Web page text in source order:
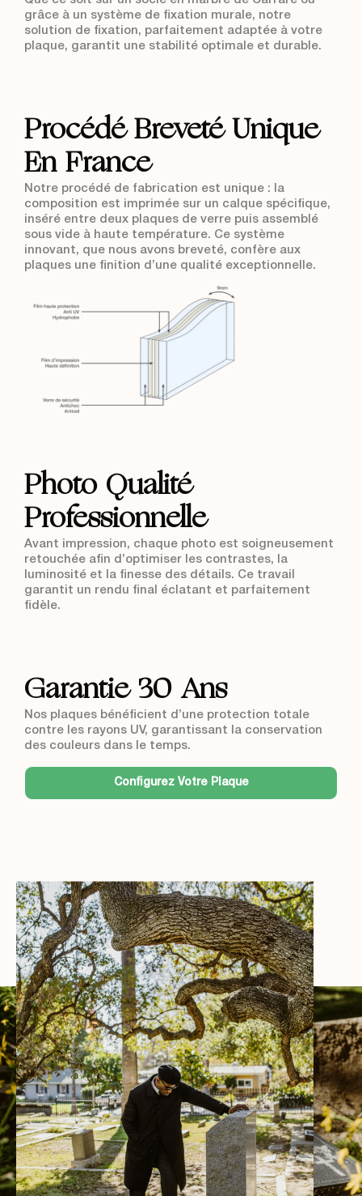
grâce à un système de fixation murale, notre
solution de fixation, parfaitement adaptée à votre
plaque, garantit une stabilité optimale et durable.
Procédé Breveté Unique
En France
Notre procédé de fabrication est unique : la
composition est imprimée sur un calque spécifique,
inséré entre deux plaques de verre puis assemblé
sous vide à haute température. Ce système
innovant, que nous avons breveté, confère aux
plaques une finition d’une qualité exceptionnelle.
Photo Qualité
Professionnelle
Avant impression, chaque photo est soigneusement
retouchée afin d’optimiser les contrastes, la
luminosité et la finesse des détails. Ce travail
garantit un rendu final éclatant et parfaitement
fidèle.
Garantie 30 Ans
Nos plaques bénéficient d’une protection totale
contre les rayons UV, garantissant la conservation
des couleurs dans le temps.
Configurez Votre Plaque